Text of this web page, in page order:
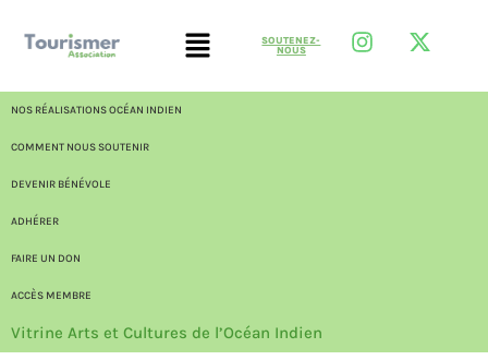
SOUTENEZ-
NOUS
NOS RÉALISATIONS OCÉAN INDIEN
COMMENT NOUS SOUTENIR
DEVENIR BÉNÉVOLE
ADHÉRER
FAIRE UN DON
ACCÈS MEMBRE
Vitrine Arts et Cultures de l’Océan Indien